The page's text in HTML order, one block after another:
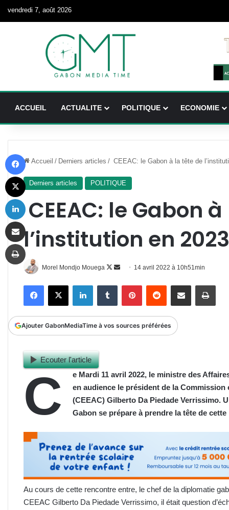
vendredi 7, août 2026
ACCUEIL ACTUALITE POLITIQUE ECONOMIE
Accueil / Derniers articles / CEEAC: le Gabon à la tête de
Derniers articles POLITIQUE
CEEAC: le Gabon
l’institution en 2023
Morel Mondjo Mouega
Follow
Envoyer
courriel
14 avril 2022 à 10h51min
FacebookX LinkedinTumblr PinterestReddit Partager par email
Ajouter GabonMediaTime à vos sources préférées
Ecouter l'article
C
e Mardi 11 avril 2022, le ministre des
en audience le président de la
(CEEAC) Gilberto Da Piedade Verrissimo.
Gabon se prépare à prendre la tête de
Au cours de cette rencontre entre, le chef de la diplomatie
CEEAC Gilberto Da Piedade Verrissimo, il était question
X